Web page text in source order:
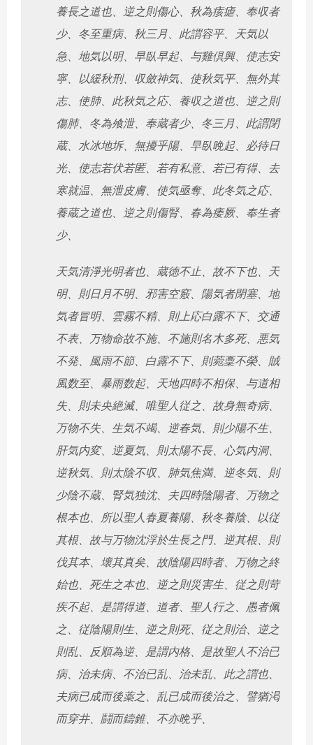
養長之道也、逆之則傷心、秋為痎瘧、奉収者
少、冬至重病、秋三月、此謂容平、天気以
急、地気以明、早臥早起、与雞倶興、使志安
寧、以緩秋刑、収斂神気、使秋気平、無外其
志、使肺、此秋気之応、養収之道也、逆之則
傷肺、冬為飧泄、奉蔵者少、冬三月、此謂閉
蔵、水冰地坼、無擾乎陽、早臥晩起、必待日
光、使志若伏若匿、若有私意、若已有得、去
寒就温、無泄皮膚、使気亟奪、此冬気之応、
養蔵之道也、逆之則傷腎、春為痿厥、奉生者
少、
天気清淨光明者也、蔵徳不止、故不下也、天
明、則日月不明、邪害空竅、陽気者閉塞、地
気者冒明、雲霧不精、則上応白露不下、交通
不表、万物命故不施、不施則名木多死、悪気
不発、風雨不節、白露不下、則菀稾不榮、賊
風数至、暴雨数起、天地四時不相保、与道相
失、則未央絶滅、唯聖人従之、故身無奇病、
万物不失、生気不竭、逆春気、則少陽不生、
肝気内変、逆夏気、則太陽不長、心気内洞、
逆秋気、則太陰不収、肺気焦満、逆冬気、則
少陰不蔵、腎気独沈、夫四時陰陽者、万物之
根本也、所以聖人春夏養陽、秋冬養陰、以従
其根、故与万物沈浮於生長之門、逆其根、則
伐其本、壞其真矣、故陰陽四時者、万物之終
始也、死生之本也、逆之則災害生、従之則苛
疾不起、是謂得道、道者、聖人行之、愚者佩
之、従陰陽則生、逆之則死、従之則治、逆之
則乱、反順為逆、是謂内格、是故聖人不治已
病、治未病、不治已乱、治未乱、此之謂也、
夫病已成而後薬之、乱已成而後治之、譬猶渇
而穿井、鬪而鑄錐、不亦晩乎、